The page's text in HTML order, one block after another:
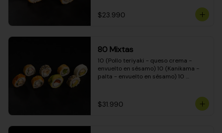
crema - cebollín)
$23.990
80 Mixtas
10 (Pollo teriyaki - queso crema -
envuelto en sésamo) 10 (Kanikama -
palta - envuelto en sésamo) 10
envuelto en queso crema) 10
(Camarón - queso crema - cebollín -
$31.990